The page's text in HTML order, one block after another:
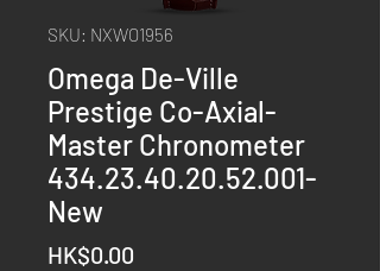
SKU: NXWO1956
Omega De-Ville
Prestige Co-Axial-
Master Chronometer
434.23.40.20.52.001-
New
HK$0.00